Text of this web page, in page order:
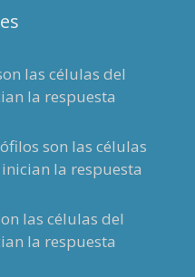
las células del
la respuesta
son las células
la respuesta
las células del
la respuesta